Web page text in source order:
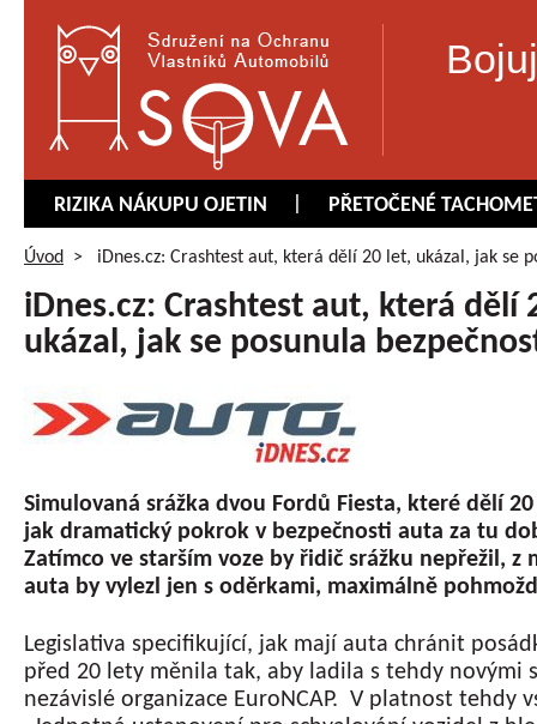
RIZIKA NÁKUPU OJETIN PŘETOČENÉ
Úvod > iDnes.cz: Crashtest aut, která dělí 20 let, ukázal, jak se
iDnes.cz: Crashtest aut, která dělí
ukázal, jak se posunula
Simulovaná srážka dvou Fordů Fiesta, které dělí
jak dramatický pokrok v bezpečnosti auta za tu
Zatímco ve starším voze by řidič srážku nepřežil, z
auta by vylezl jen s oděrkami, maximálně
Legislativa specifikující, jak mají auta chránit
před 20 lety měnila tak, aby ladila s tehdy novými
nezávislé organizace EuroNCAP. V platnost tehdy